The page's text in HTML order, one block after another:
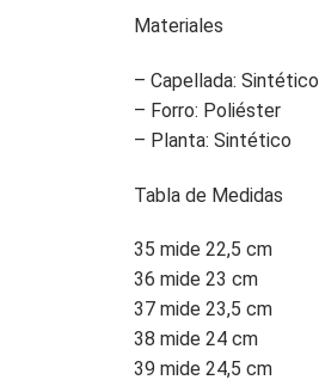
Materiales
– Capellada: Sintético
– Forro: Poliéster
– Planta: Sintético
Tabla de Medidas
35 mide 22,5 cm
36 mide 23 cm
37 mide 23,5 cm
38 mide 24 cm
39 mide 24,5 cm